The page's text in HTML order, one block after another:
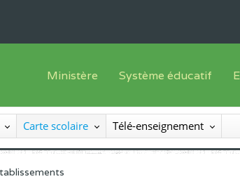
Ministère
Le Ministre
Le SEESEN
Système éducatif
Offre de formation
Progammes d'études
Carte scolaire Télé-enseignement